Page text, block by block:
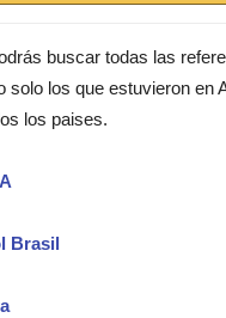
buscar todas las
solo los que estuvieron en
los paises.
Brasil